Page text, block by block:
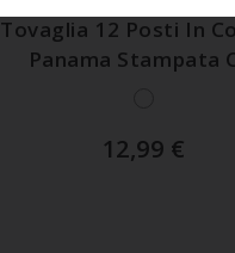
Tovaglia 12 Posti In
Panama Stampata
12,99 €